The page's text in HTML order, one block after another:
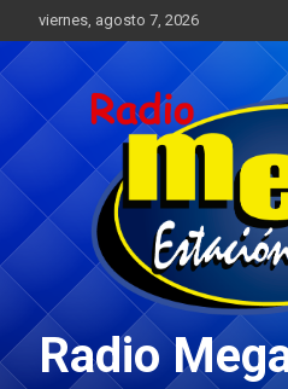
al
contenido
viernes, agosto 7, 2026
Radio